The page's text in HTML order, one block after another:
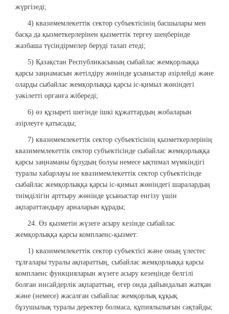
жүргізеді;
4) квазимемлекеттік сектор субъектісінің басшылары мен
басқа да қызметкерлерінен қызметтік тергеу шеңберінде
жазбаша түсіндірмелер беруді талап етеді;
5) Қазақстан Республикасының сыбайлас жемқорлыққа
қарсы заңнамасын жетілдіру жөнінде ұсыныстар әзірлейді және
оларды сыбайлас жемқорлыққа қарсы іс-қимыл жөніндегі
уәкілетті органға жібереді;
6) өз құзыреті шегінде ішкі құжаттардың жобаларын
әзірлеуге қатысады;
7) квазимемлекеттік сектор субъектісінің қызметкерлерінің
квазимемлекеттік сектор субъектісінде сыбайлас жемқорлыққа
қарсы заңнаманы бұзудың болуы немесе ықтимал мүмкіндігі
туралы хабарлауы не квазимемлекеттік сектор субъектісінде
сыбайлас жемқорлыққа қарсы іс-қимыл жөніндегі шаралардың
тиімділігін арттыру жөнінде ұсыныстар енгізу үшін
ақпараттандыру арналарын құрады;
24. Өз қызметін жүзеге асыру кезінде сыбайлас
жемқорлыққа қарсы комплаенс-қызмет:
1) квазимемлекеттік сектор субъектісі және оның үлестес
тұлғалары туралы ақпараттың, сыбайлас жемқорлыққа қарсы
комплаенс функцияларын жүзеге асыру кезеңінде белгілі
болған инсайдерлік ақпараттың, егер онда дайындалып жатқан
және (немесе) жасалған сыбайлас жемқорлық құқық
бұзушылық туралы деректер болмаса, құпиялылығын сақтайды;